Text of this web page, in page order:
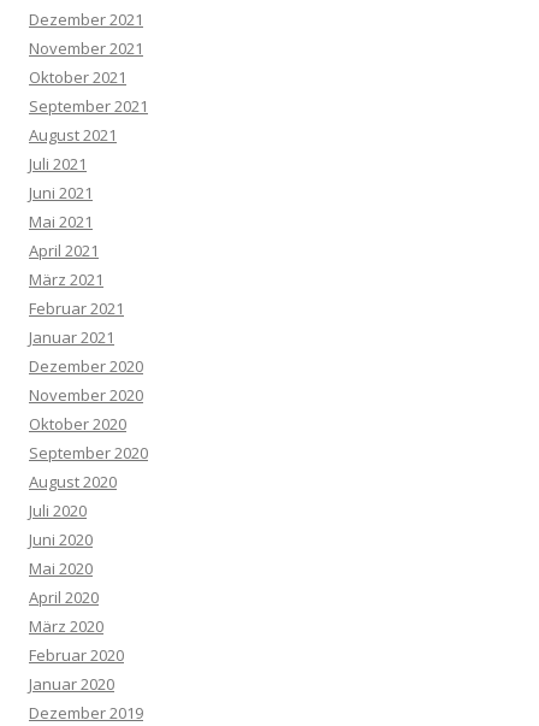
Dezember 2021
November 2021
Oktober 2021
September 2021
August 2021
Juli 2021
Juni 2021
Mai 2021
April 2021
März 2021
Februar 2021
Januar 2021
Dezember 2020
November 2020
Oktober 2020
September 2020
August 2020
Juli 2020
Juni 2020
Mai 2020
April 2020
März 2020
Februar 2020
Januar 2020
Dezember 2019